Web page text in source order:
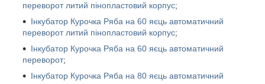
переворот литий пінопластовий корпус;
Інкубатор Курочка Ряба на 60 яєць автоматичний
переворот литий пінопластовий корпус;
Інкубатор Курочка Ряба на 60 яєць автоматичний
переворот;
Інкубатор Курочка Ряба на 80 яєць автоматичний